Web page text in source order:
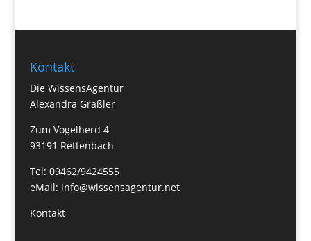
Kontakt
Die WissensAgentur
Alexandra Graßler
Zum Vogelherd 4
93191 Rettenbach
Tel: 09462/9424555
eMail: info@wissensagentur.net
Kontakt